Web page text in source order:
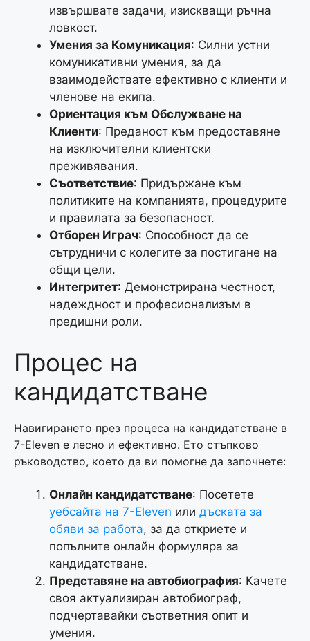
извършвате задачи, изискващи ръчна
ловкост.
Умения за Комуникация: Силни устни
комуникативни умения, за да
взаимодействате ефективно с клиенти и
членове на екипа.
Ориентация към Обслужване на
Клиенти: Преданост към предоставяне
на изключителни клиентски
преживявания.
Съответствие: Придържане към
политиките на компанията, процедурите
и правилата за безопасност.
Отборен Играч: Способност да се
сътрудничи с колегите за постигане на
общи цели.
Интегритет: Демонстрирана честност,
надеждност и професионализъм в
предишни роли.
Процес на
кандидатстване
Навигирането през процеса на кандидатстване в
7-Eleven е лесно и ефективно. Ето стъпково
ръководство, което да ви помогне да започнете:
Онлайн кандидатстване: Посетете
уебсайта на 7-Eleven или дъската за
обяви за работа, за да откриете и
попълните онлайн формуляра за
кандидатстване.
Представяне на автобиография: Качете
своя актуализиран автобиограф,
подчертавайки съответния опит и
умения.